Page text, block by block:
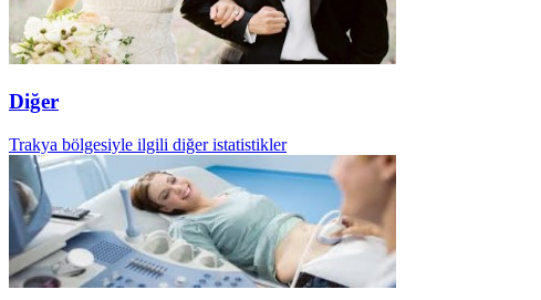
Diğer
Trakya bölgesiyle ilgili diğer istatistikler